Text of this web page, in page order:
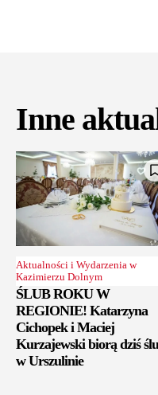
Inne
Aktualności i Wydarzenia w
Kazimierzu Dolnym
ŚLUB ROKU W
REGIONIE! Katarzyna
Cichopek i Maciej
Kurzajewski biorą dziś
w Urszulinie